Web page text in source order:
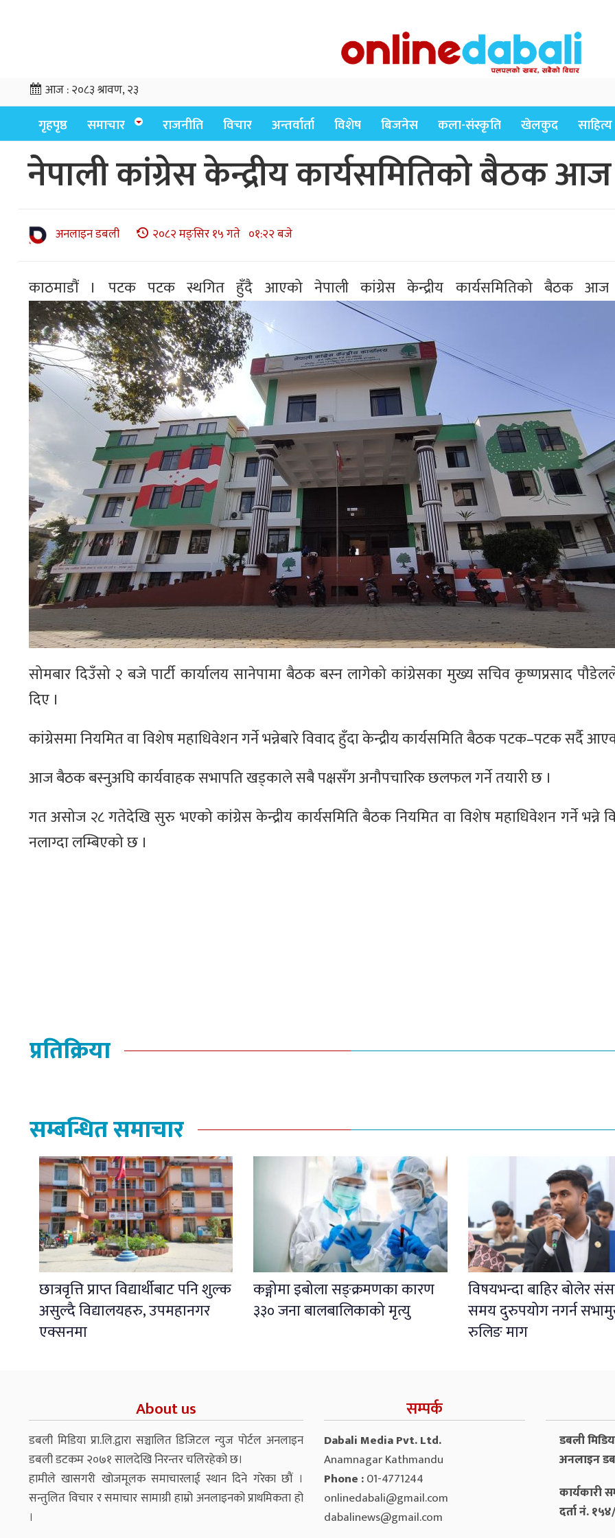
आज :२०८३ श्रावण, २३
गृहपृष्ठ समाचार राजनीति विचार अन्तर्वार्ता विशेष बिजनेस कला-संस्कृति खेलकुद साहित्य
नेपाली कांग्रेस केन्द्रीय कार्यसमितिको बैठक
अनलाइन डबली २०८२ मङ्सिर १५ गते ०१:२२ बजे
काठमाडौं । पटक पटक स्थगित हुँदै आएको नेपाली कांग्रेस केन्द्रीय कार्यसमितिको बैठक
सोमबार दिउँसो २ बजे पार्टी कार्यालय सानेपामा बैठक बस्न लागेको कांग्रेसका मुख्य सचिव कृष्णप्रसाद
दिए ।
कांग्रेसमा नियमित वा विशेष महाधिवेशन गर्ने भन्नेबारे विवाद हुँदा केन्द्रीय कार्यसमिति बैठक पटक–पटक सर्दै
आज बैठक बस्नुअघि कार्यवाहक सभापति खड्काले सबै पक्षसँग अनौपचारिक छलफल गर्ने तयारी छ ।
गत असोज २८ गतेदेखि सुरु भएको कांग्रेस केन्द्रीय कार्यसमिति बैठक नियमित वा विशेष महाधिवेशन गर्ने भन्ने
नलाग्दा लम्बिएको छ ।
प्रतिक्रिया
सम्बन्धित समाचार
छात्रवृत्ति प्राप्त विद्यार्थीबाट पनि शुल्क
असुल्दै विद्यालयहरु, उपमहानगर
एक्सनमा
कङ्गोमा इबोला सङ्क्रमणका कारण
३३० जना बालबालिकाको मृत्यु
विषयभन्दा बाहिर बोलेर
समय दुरुपयोग नगर्न
रुलिङ माग
About us
डबली मिडिया प्रा.लि.द्वारा सञ्चालित डिजिटल न्युज पोर्टल अनलाइन
डबली डटकम २०७१ सालदेखि निरन्तर चलिरहेको छ।
हामीले खासगरी खोजमूलक समाचारलाई स्थान दिने गरेका छौं ।
सन्तुलित विचार र समाचार सामाग्री हाम्रो अनलाइनको प्राथमिकता हो
।
सम्पर्क
Dabali Media Pvt. Ltd.
Anamnagar Kathmandu
Phone :01-4771244
onlinedabali@gmail.com
dabalinews@gmail.com
डबली
अनलाइन
कार्यकारी
दर्ता नं.